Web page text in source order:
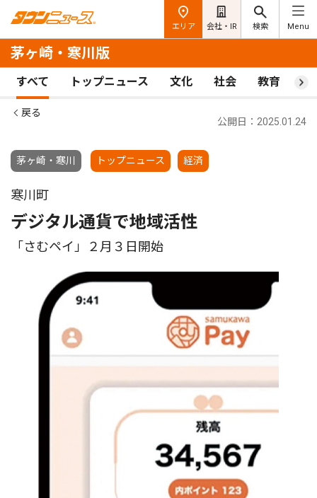
エリア 会社・IR 検索 Menu
茅ヶ崎・寒川版
すべて トップニュース 文化 社会 教育 ス
戻る
茅ヶ崎・寒川 トップニュース 経済
公開日：2025.01.24
寒川町
デジタル通貨で地域活性
「さむペイ」２月３日開始